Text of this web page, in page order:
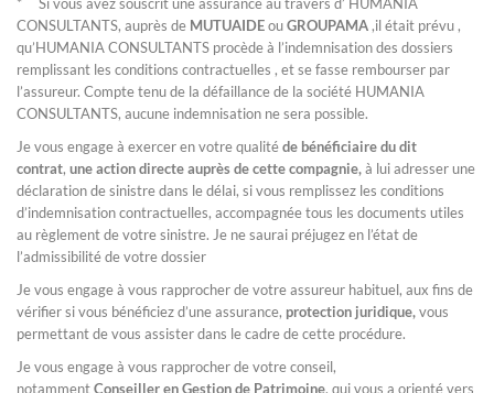
CONSULTANTS, auprès de MUTUAIDEouGROUPAMA,il était prévu ,
qu’HUMANIA CONSULTANTS procède à l’indemnisation des dossiers
remplissant les conditions contractuelles , et se fasse rembourser par
l’assureur. Compte tenu de la défaillance de la société HUMANIA
CONSULTANTS, aucune indemnisation ne sera possible.
Je vous engage à exercer en votre qualitéde bénéficiaire du dit
contrat, une action directe auprès de cette compagnie,à lui adresser une
déclaration de sinistre dans le délai, si vous remplissez les conditions
d’indemnisation contractuelles, accompagnée tous les documents utiles
au règlement de votre sinistre. Je ne saurai préjugez en l’état de
l’admissibilité de votre dossier
Je vous engage à vous rapprocher de votre assureur habituel, aux fins de
vérifier si vous bénéficiez d’une assurance, protection juridique,vous
permettant de vous assister dans le cadre de cette procédure.
Je vous engage à vous rapprocher de votre conseil,
notammentConseiller en Gestion de Patrimoine, qui vous a orienté vers